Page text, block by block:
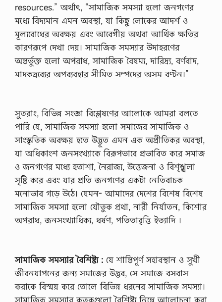
resources.” অর্থাৎ, “সামাজিক সমস্যা হলো জনগণের
মধ্যে বিদ্যমান এমন অবস্থা, যা কিছু লোকের আদর্শ ও
মূল্যবোধের অবক্ষয় এবং আবেগীয় অথবা আর্থিক ক্ষতির
কারণরূপে দেখা দেয়। সামাজিক সমস্যার উদাহরণের
অন্তর্ভুক্ত হলো অপরাধ, সামাজিক বৈষম্য, দারিদ্র্য, বর্ণবাদ,
মাদকদ্রব্যের অপব্যবহার সীমিত সম্পদের অসম বণ্টন।”
সুতরাং, বিভিন্ন সংজ্ঞা বিশ্লেষণের আলোকে আমরা বলতে
পারি যে, সামাজিক সমস্যা হলো সমাজের সামাজিক ও
সাংস্কৃতিক অবক্ষয় হতে উদ্ভূত এমন এক অপ্রীতিকর অবস্থা,
যা অধিকাংশ জনসংখ্যাকে বিরূপভাবে প্রভাবিত করে সমাজ
ও জনগণের মধ্যে হতাশা, নৈরাজ্য, উত্তেজনা ও বিশৃঙ্খলা
সৃষ্টি করে এবং যার প্রতি জনগণের একটা নেতিবাচক
মনোভাব গড়ে উঠে। যেমন- আমাদের দেশের বিশেষ বিশেষ
সামাজিক সমস্যা হলো যৌতুক প্রথা, নারী নির্যাতন, কিশোর
অপরাধ, জনসংখ্যাধিক্য, ধর্ষণ, পতিতাবৃত্তি ইত্যাদি ।
সামাজিক সমস্যার বৈশিষ্ট্য : যে শান্তিপূর্ণ সহাবস্থান ও সুখী
জীবনযাপনের জন্য সমাজের উদ্ভব, সে সমাজে বসবাস
করাকে বিস্ময় করে তোলে বিভিন্ন ধরনের সামাজিক সমস্যা।
সামাজিক সমস্যার কতকগুলো বৈশিষ্ট্য নিম্নে আলোচনা করা